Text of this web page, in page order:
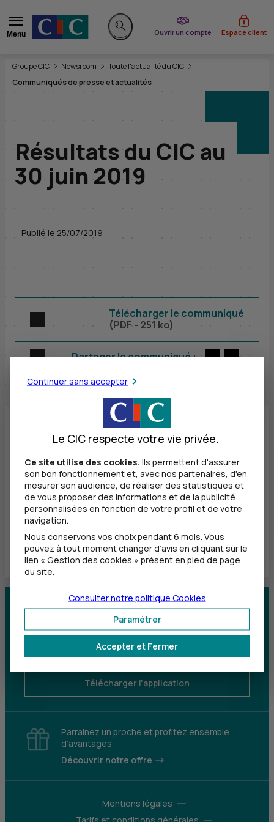
Menu
Rechercher sur le site
Ouvrir un compte
du CIC Espace client
Vous êtes ici:
Groupe CIC Newsroom
Toute l'actualité du CIC
Communiqués de presse et actualités
Résultats du CIC au
30 juin 2019
Publié le 25/07/2019
Télécharger le communiqué
(PDF - 251 ko)
Partager le communiqué : Twitterpar E-
Une stratégie multiservice portée par une
produit net bancaire en progression.
Centre d'aide Trouver une agence
malentendants
Télécharger l'application
Parrainez un proche et profitez ensemble
d’avantages
Découvrir notre offre
Mentions légales
Continuer sans accepter
Le CIC respecte votre vie privée.
Ce site utilise des cookies. Ils permettent d'assurer
son bon fonctionnement et, avec nos partenaires, d'en
mesurer son audience, de réaliser des statistiques et
de vous proposer des informations et de la publicité
personnalisées en fonction de votre profil et de votre
navigation.
Nous conservons vos choix pendant 6 mois. Vous
pouvez à tout moment changer d’avis en cliquant sur le
lien « Gestion des cookies » présent en pied de page
du site.
Accepter et Fermer
Paramétrer
Consulter notre politique Cookies